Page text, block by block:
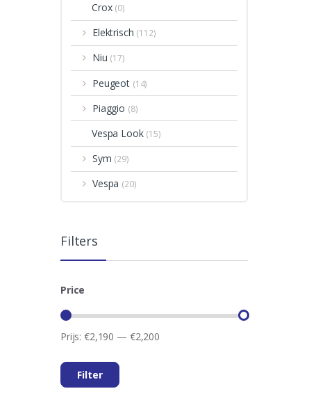
Crox (0)
Elektrisch (112)
Niu (17)
Peugeot (14)
Piaggio (8)
Vespa Look (15)
Sym (29)
Vespa (20)
Filters
Price
Min.
Max.
Filter
Prijs:€2,190 — €2,200